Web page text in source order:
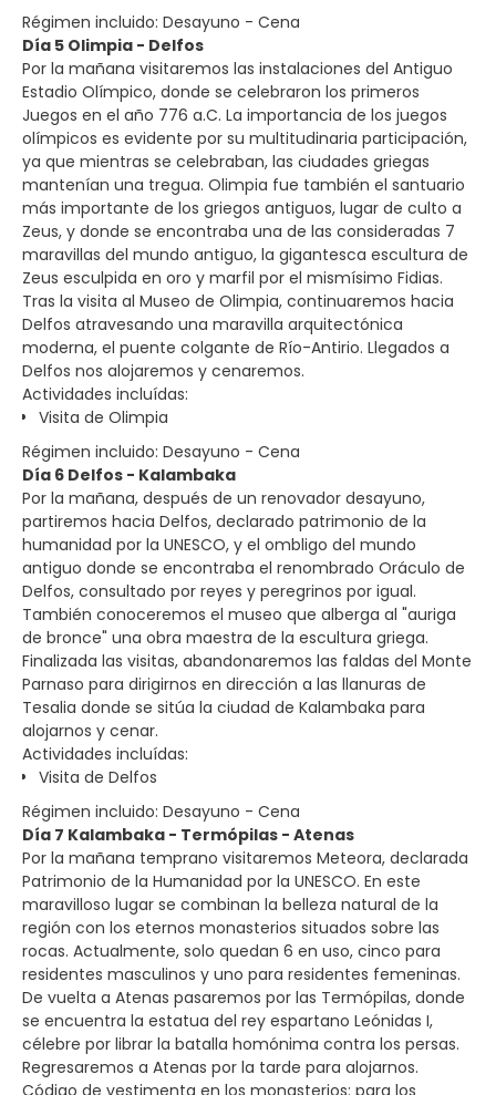
Régimen incluido: Desayuno - Cena
Día 5 Olimpia - Delfos
Por la mañana visitaremos las instalaciones del Antiguo
Estadio Olímpico, donde se celebraron los primeros
Juegos en el año 776 a.C. La importancia de los juegos
olímpicos es evidente por su multitudinaria participación,
ya que mientras se celebraban, las ciudades griegas
mantenían una tregua. Olimpia fue también el santuario
más importante de los griegos antiguos, lugar de culto a
Zeus, y donde se encontraba una de las consideradas 7
maravillas del mundo antiguo, la gigantesca escultura de
Zeus esculpida en oro y marfil por el mismísimo Fidias.
Tras la visita al Museo de Olimpia, continuaremos hacia
Delfos atravesando una maravilla arquitectónica
moderna, el puente colgante de Río-Antirio. Llegados a
Delfos nos alojaremos y cenaremos.
Actividades incluídas:
Visita de Olimpia
Régimen incluido: Desayuno - Cena
Día 6 Delfos - Kalambaka
Por la mañana, después de un renovador desayuno,
partiremos hacia Delfos, declarado patrimonio de la
humanidad por la UNESCO, y el ombligo del mundo
antiguo donde se encontraba el renombrado Oráculo de
Delfos, consultado por reyes y peregrinos por igual.
También conoceremos el museo que alberga al "auriga
de bronce" una obra maestra de la escultura griega.
Finalizada las visitas, abandonaremos las faldas del Monte
Parnaso para dirigirnos en dirección a las llanuras de
Tesalia donde se sitúa la ciudad de Kalambaka para
alojarnos y cenar.
Actividades incluídas:
Visita de Delfos
Régimen incluido: Desayuno - Cena
Día 7 Kalambaka - Termópilas - Atenas
Por la mañana temprano visitaremos Meteora, declarada
Patrimonio de la Humanidad por la UNESCO. En este
maravilloso lugar se combinan la belleza natural de la
región con los eternos monasterios situados sobre las
rocas. Actualmente, solo quedan 6 en uso, cinco para
residentes masculinos y uno para residentes femeninas.
De vuelta a Atenas pasaremos por las Termópilas, donde
se encuentra la estatua del rey espartano Leónidas I,
célebre por librar la batalla homónima contra los persas.
Regresaremos a Atenas por la tarde para alojarnos.
Código de vestimenta en los monasterios: para los